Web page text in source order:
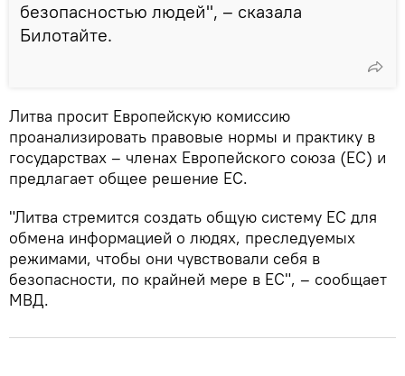
безопасностью людей", – сказала
Билотайте.
Литва просит Европейскую комиссию
проанализировать правовые нормы и практику в
государствах – членах Европейского союза (ЕС) и
предлагает общее решение ЕС.
"Литва стремится создать общую систему ЕС для
обмена информацией о людях, преследуемых
режимами, чтобы они чувствовали себя в
безопасности, по крайней мере в ЕС", – сообщает
МВД.